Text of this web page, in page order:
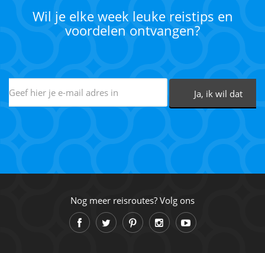
Wil je elke week leuke reistips en
voordelen ontvangen?
Nog meer reisroutes? Volg ons